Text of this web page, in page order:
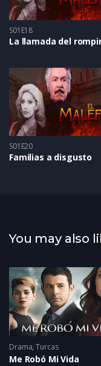
S01E18
La llamada del
S01E20
Familias a disgusto
You may also
Drama,Turcas
Me Robó Mi Vida